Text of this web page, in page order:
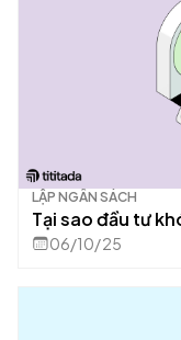
LẬP NGÂN SÁCH
Tại sao đầu tư
06/10/25